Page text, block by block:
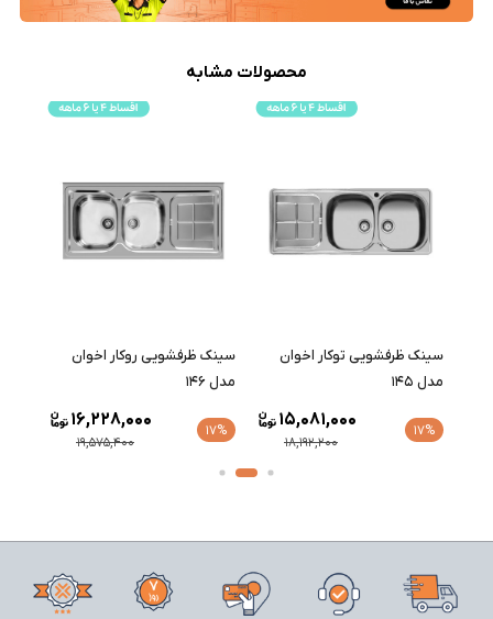
محصولات مشابه
سینک ظرفشویی توکار اخوان
مدل 145
17%
18,192,200
15,081,000
سینک ظرفشویی روکار اخوان
مدل 146
17%
19,575,400
16,228,000